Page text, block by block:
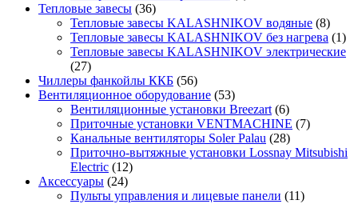
Тепловые завесы (36)
Тепловые завесы KALASHNIKOV водяные (8)
Тепловые завесы KALASHNIKOV без нагрева (1)
Тепловые завесы KALASHNIKOV электрические
(27)
Чиллеры фанкойлы ККБ (56)
Вентиляционное оборудование (53)
Вентиляционные установки Breezart (6)
Приточные установки VENTMACHINE (7)
Канальные вентиляторы Soler Palau (28)
Приточно-вытяжные установки Lossnay Mitsubishi
Electric (12)
Аксессуары (24)
Пульты управления и лицевые панели (11)